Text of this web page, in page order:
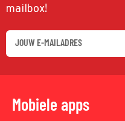
mailbox!
Mobiele apps